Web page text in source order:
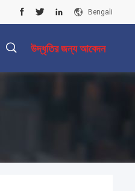
Bengali
উদ্ধৃতির জন্য আবেদন